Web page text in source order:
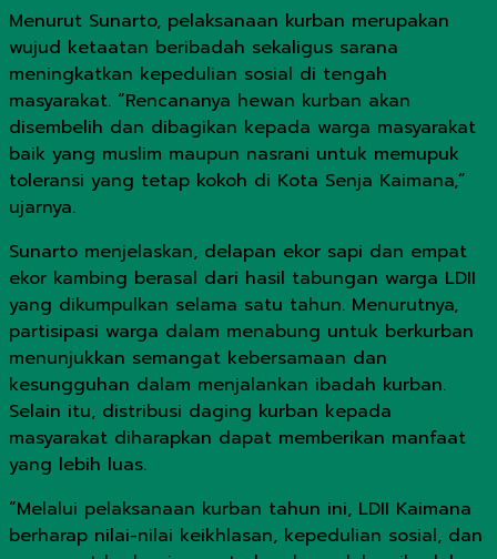
Menurut Sunarto, pelaksanaan kurban merupakan
wujud ketaatan beribadah sekaligus sarana
meningkatkan kepedulian sosial di tengah
masyarakat. “Rencananya hewan kurban akan
disembelih dan dibagikan kepada warga masyarakat
baik yang muslim maupun nasrani untuk memupuk
toleransi yang tetap kokoh di Kota Senja Kaimana,”
ujarnya.
Sunarto menjelaskan, delapan ekor sapi dan empat
ekor kambing berasal dari hasil tabungan warga LDII
yang dikumpulkan selama satu tahun. Menurutnya,
partisipasi warga dalam menabung untuk berkurban
menunjukkan semangat kebersamaan dan
kesungguhan dalam menjalankan ibadah kurban.
Selain itu, distribusi daging kurban kepada
masyarakat diharapkan dapat memberikan manfaat
yang lebih luas.
“Melalui pelaksanaan kurban tahun ini, LDII Kaimana
berharap nilai-nilai keikhlasan, kepedulian sosial, dan